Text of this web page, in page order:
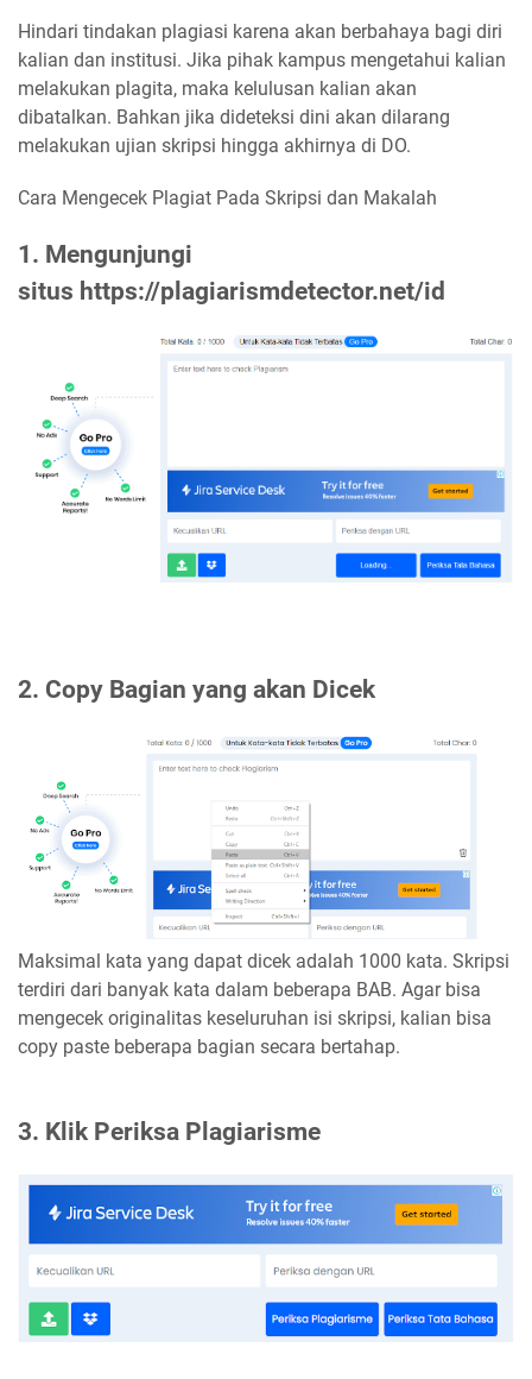
Hindari tindakan plagiasi karena akan berbahaya bagi diri
kalian dan institusi. Jika pihak kampus mengetahui kalian
melakukan plagita, maka kelulusan kalian akan
dibatalkan. Bahkan jika dideteksi dini akan dilarang
melakukan ujian skripsi hingga akhirnya di DO.
Cara Mengecek Plagiat Pada Skripsi dan Makalah
1. Mengunjungi
situs https://plagiarismdetector.net/id
2. Copy Bagian yang akan Dicek
Maksimal kata yang dapat dicek adalah 1000 kata. Skripsi
terdiri dari banyak kata dalam beberapa BAB. Agar bisa
mengecek originalitas keseluruhan isi skripsi, kalian bisa
copy paste beberapa bagian secara bertahap.
3. Klik Periksa Plagiarisme